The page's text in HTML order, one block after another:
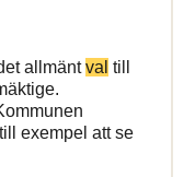
allmäntval till
exempel att se